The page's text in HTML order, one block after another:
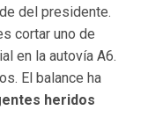
del presidente.
cortar uno de
en la autovía A6.
El balance ha
heridos